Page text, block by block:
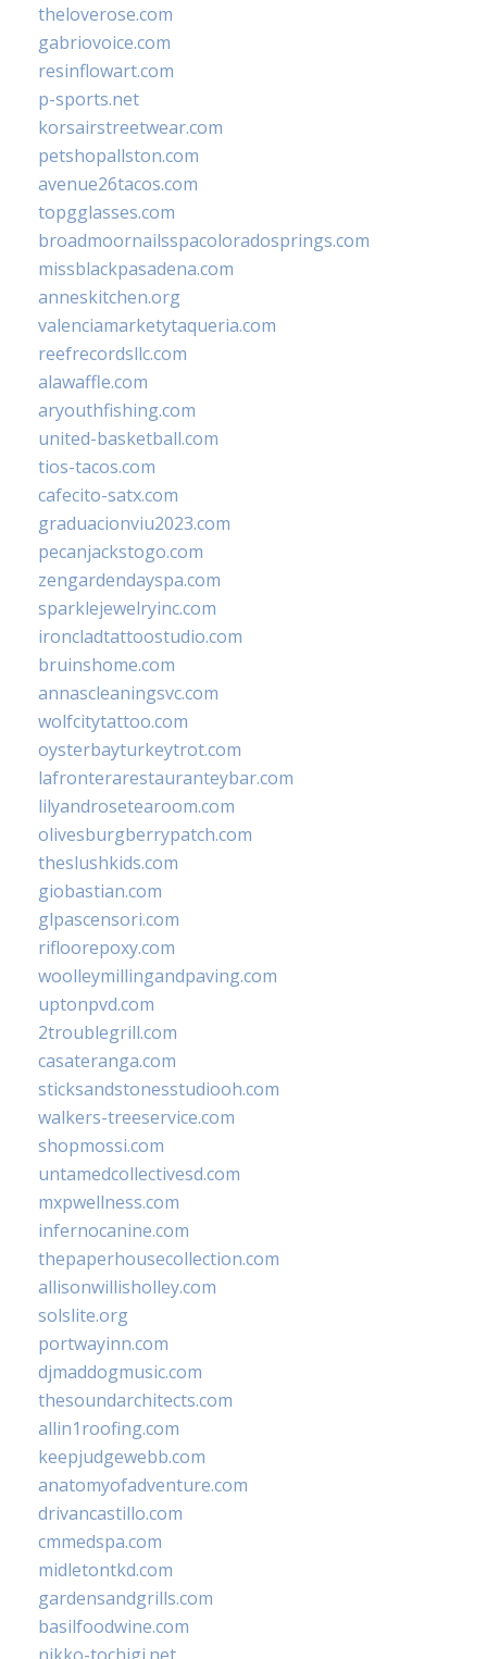
theloverose.com
gabriovoice.com
resinflowart.com
p-sports.net
korsairstreetwear.com
petshopallston.com
avenue26tacos.com
topgglasses.com
broadmoornailsspacoloradosprings.com
missblackpasadena.com
anneskitchen.org
valenciamarketytaqueria.com
reefrecordsllc.com
alawaffle.com
aryouthfishing.com
united-basketball.com
tios-tacos.com
cafecito-satx.com
graduacionviu2023.com
pecanjackstogo.com
zengardendayspa.com
sparklejewelryinc.com
ironcladtattoostudio.com
bruinshome.com
annascleaningsvc.com
wolfcitytattoo.com
oysterbayturkeytrot.com
lafronterarestauranteybar.com
lilyandrosetearoom.com
olivesburgberrypatch.com
theslushkids.com
giobastian.com
glpascensori.com
rifloorepoxy.com
woolleymillingandpaving.com
uptonpvd.com
2troublegrill.com
casateranga.com
sticksandstonesstudiooh.com
walkers-treeservice.com
shopmossi.com
untamedcollectivesd.com
mxpwellness.com
infernocanine.com
thepaperhousecollection.com
allisonwillisholley.com
solslite.org
portwayinn.com
djmaddogmusic.com
thesoundarchitects.com
allin1roofing.com
keepjudgewebb.com
anatomyofadventure.com
drivancastillo.com
cmmedspa.com
midletontkd.com
gardensandgrills.com
basilfoodwine.com